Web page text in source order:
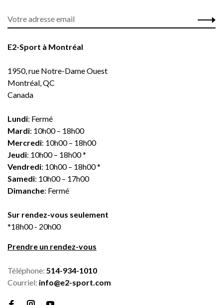
E2-Sport à Montréal
1950, rue Notre-Dame Ouest
Montréal, QC
Canada
Lundi: Fermé
Mardi: 10h00 – 18h00
Mercredi: 10h00 – 18h00
Jeudi: 10h00 – 18h00 *
Vendredi: 10h00 – 18h00 *
Samedi: 10h00 – 17h00
Dimanche: Fermé
Sur rendez-vous seulement
*18h00 - 20h00
Prendre un rendez-vous
Téléphone: 514-934-1010
Courriel: info@e2-sport.com